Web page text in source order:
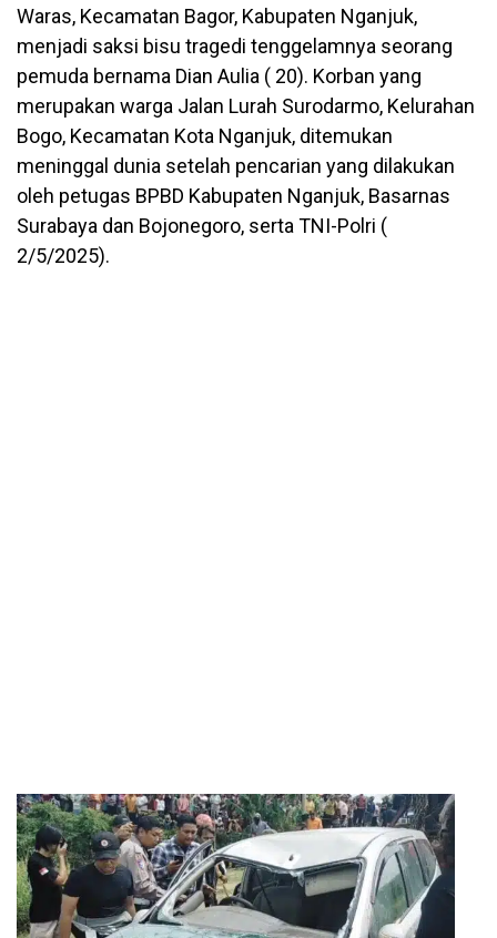
Waras, Kecamatan Bagor, Kabupaten Nganjuk,
menjadi saksi bisu tragedi tenggelamnya seorang
pemuda bernama Dian Aulia ( 20). Korban yang
merupakan warga Jalan Lurah Surodarmo, Kelurahan
Bogo, Kecamatan Kota Nganjuk, ditemukan
meninggal dunia setelah pencarian yang dilakukan
oleh petugas BPBD Kabupaten Nganjuk, Basarnas
Surabaya dan Bojonegoro, serta TNI-Polri (
2/5/2025).